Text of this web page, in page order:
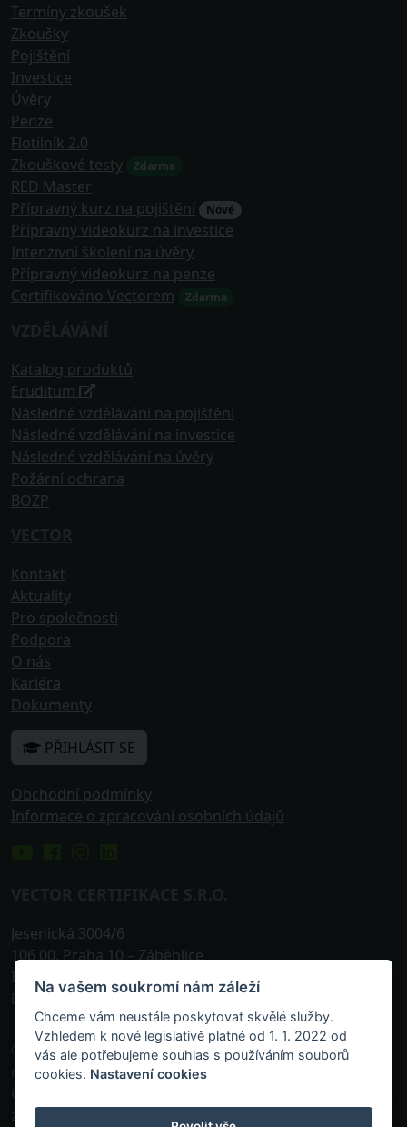
Termíny zkoušek
Zkoušky
Pojištění
Investice
Úvěry
Penze
Flotilník 2.0
Zkouškové testy
Zdarma
RED Master
Přípravný kurz na pojištění
Nové
Přípravný videokurz na investice
Intenzivní školení na úvěry
Přípravný videokurz na penze
Certifikováno Vectorem
Zdarma
Katalog produktů
Eruditum
Následné vzdělávání na pojištění
Následné vzdělávání na investice
Následné vzdělávání na úvěry
Požární ochrana
BOZP
Kontakt
Aktuality
Pro společnosti
Podpora
O nás
Kariéra
Dokumenty
PŘIHLÁSIT SE
Obchodní podmínky
Informace o zpracování osobních údajů
Jesenická 3004/6
106 00,Praha 10– Záběhlice
IČO: 242 25 576
DIČ: CZ24225576
© 2013-2026, VECTOR Certifikace s.r.o. je akreditovanou
osobou zapsanou v příslušném rejstříku vedeném
zaměřených na prokázání odborných znalostí a
Na vašem soukromí nám záleží
Chceme vám neustále poskytovat skvělé služby.
Vzhledem k nové legislativě platné od 1. 1. 2022 od
vás ale potřebujeme souhlas s používáním souborů
cookies. Nastavení cookies